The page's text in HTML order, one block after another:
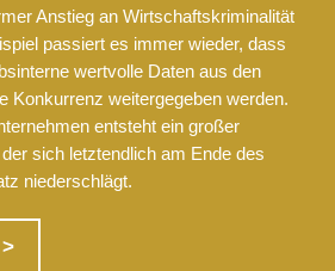
Anstieg an Wirtschaftskriminalität
passiert es immer wieder, dass
wertvolle Daten aus den
Konkurrenz weitergegeben werden.
entsteht ein großer
sich letztendlich am Ende des
niederschlägt.